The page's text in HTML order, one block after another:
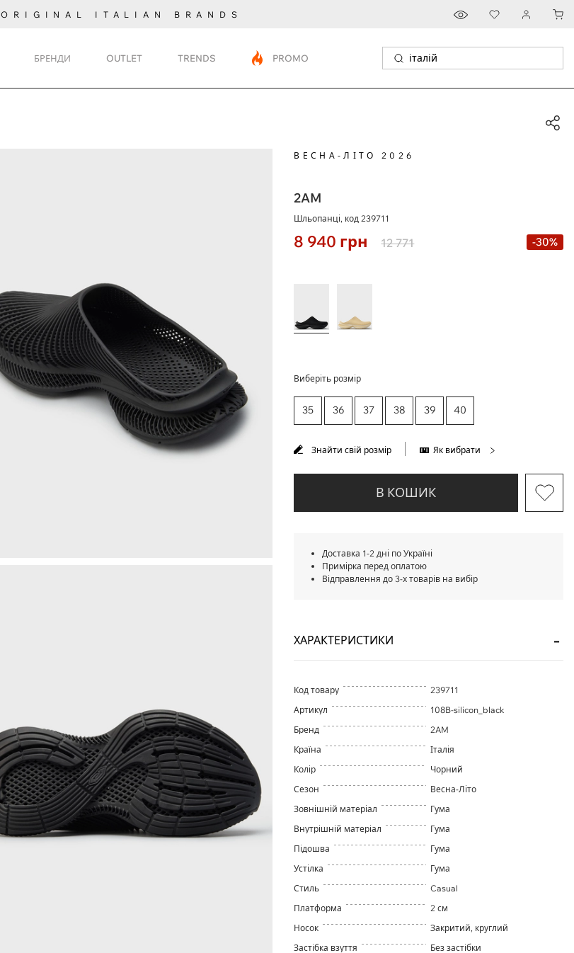
ORIGINAL ITALIAN BRANDS
БРЕНДИ OUTLET TRENDS PROMO
ВЕСНА-ЛІТО 2026
2AM
Шльопанці, код239711
8 940 грн 12 771 -30%
Виберіть розмір
35 36 37 38 39 40
Знайти свій розмір Як вибрати
В КОШИК
Доставка 1-2 дні по Україні
Примірка перед оплатою
Відправлення до 3-х товарів на вибір
ХАРАКТЕРИСТИКИ
Код товару
239711
Артикул
108B-silicon_black
Бренд
2AM
Країна
Італія
Колір
Чорний
Сезон
Весна-Літо
Зовнішній матеріал
Гума
Внутрішній матеріал
Гума
Підошва
Гума
Устілка
Гума
Стиль
Casual
Платформа
2 см
Носок
Закритий, круглий
Застібка взуття
Без застібки